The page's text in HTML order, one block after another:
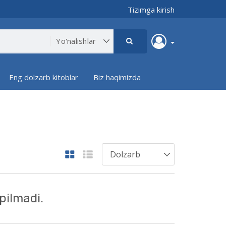
Tizimga kirish
Eng dolzarb kitoblar Biz haqimizda